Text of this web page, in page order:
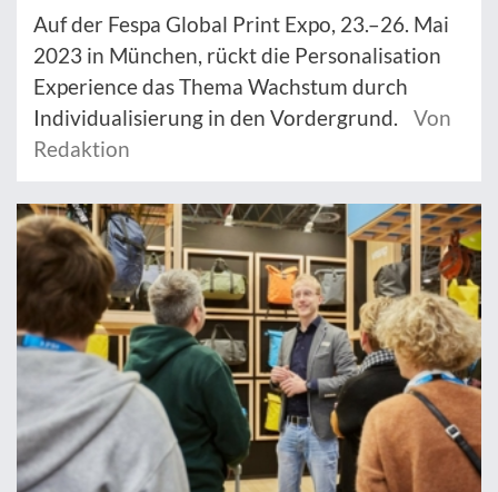
Auf der Fespa Global Print Expo, 23.–26. Mai
2023 in München, rückt die Personalisation
Experience das Thema Wachstum durch
Individualisierung in den Vordergrund.
Von
Redaktion